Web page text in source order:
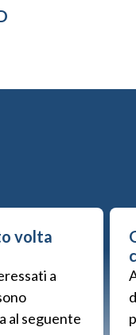
volta
a
al seguente